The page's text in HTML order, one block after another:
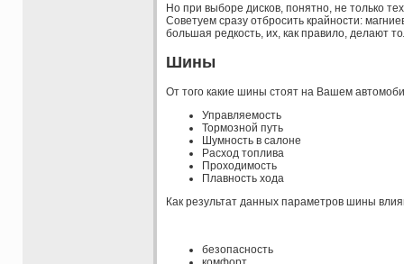
Но при выборе дисков, понятно, не только
Советуем сразу отбросить крайности:
большая редкость, их, как правило, делают
Шины
От того какие шины стоят на Вашем
Управляемость
Тормозной путь
Шумность в салоне
Расход топлива
Проходимость
Плавность хода
Как результат данных параметров шины
безопасность